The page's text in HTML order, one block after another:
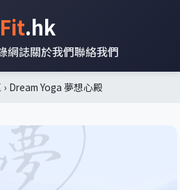
Fit.hk
網誌關於我們聯絡我們
› Dream Yoga 夢想心殿